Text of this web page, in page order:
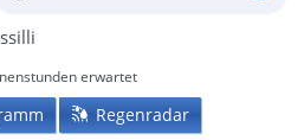
erwartet
Regenradar